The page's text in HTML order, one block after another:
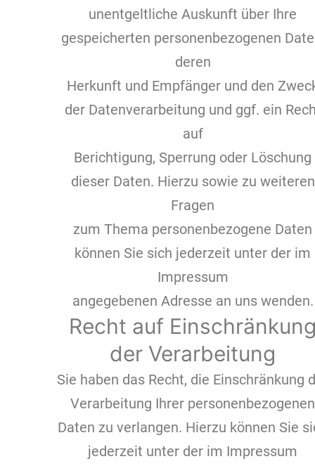
unentgeltliche Auskunft über Ihre
gespeicherten personenbezogenen
deren
Herkunft und Empfänger und den
der Datenverarbeitung und ggf. ein
auf
Berichtigung, Sperrung oder Löschung
dieser Daten. Hierzu sowie zu weiteren
Fragen
zum Thema personenbezogene Daten
können Sie sich jederzeit unter der im
Impressum
angegebenen Adresse an uns wenden.
Recht auf
der Verarbeitung
Sie haben das Recht, die Einschränkung
Verarbeitung Ihrer personenbezogenen
Daten zu verlangen. Hierzu können Sie
jederzeit unter der im Impressum